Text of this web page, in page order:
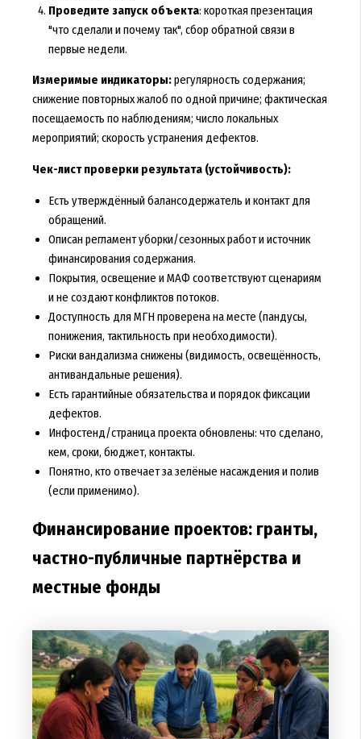
Проведите запуск объекта: короткая презентация
"что сделали и почему так", сбор обратной связи в
первые недели.
Измеримые индикаторы:регулярность содержания;
снижение повторных жалоб по одной причине; фактическая
посещаемость по наблюдениям; число локальных
мероприятий; скорость устранения дефектов.
Чек-лист проверки результата (устойчивость):
Есть утверждённый балансодержатель и контакт для
обращений.
Описан регламент уборки/сезонных работ и источник
финансирования содержания.
Покрытия, освещение и МАФ соответствуют сценариям
и не создают конфликтов потоков.
Доступность для МГН проверена на месте (пандусы,
понижения, тактильность при необходимости).
Риски вандализма снижены (видимость, освещённость,
антивандальные решения).
Есть гарантийные обязательства и порядок фиксации
дефектов.
Инфостенд/страница проекта обновлены: что сделано,
кем, сроки, бюджет, контакты.
Понятно, кто отвечает за зелёные насаждения и полив
(если применимо).
Финансирование проектов: гранты,
частно-публичные партнёрства и
местные фонды